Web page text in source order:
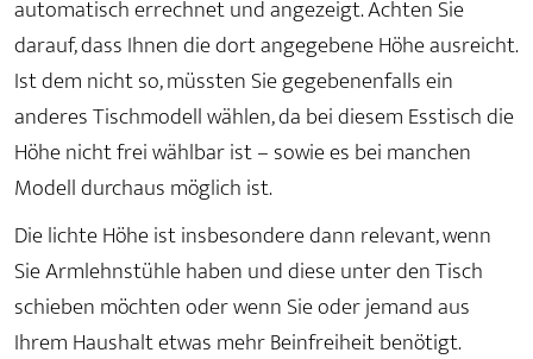
automatisch errechnet und angezeigt. Achten Sie
darauf, dass Ihnen die dort angegebene Höhe ausreicht.
Ist dem nicht so, müssten Sie gegebenenfalls ein
anderes Tischmodell wählen, da bei diesem Esstisch die
Höhe nicht frei wählbar ist – sowie es bei manchen
Modell durchaus möglich ist.
Die lichte Höhe ist insbesondere dann relevant, wenn
Sie Armlehnstühle haben und diese unter den Tisch
schieben möchten oder wenn Sie oder jemand aus
Ihrem Haushalt etwas mehr Beinfreiheit benötigt.